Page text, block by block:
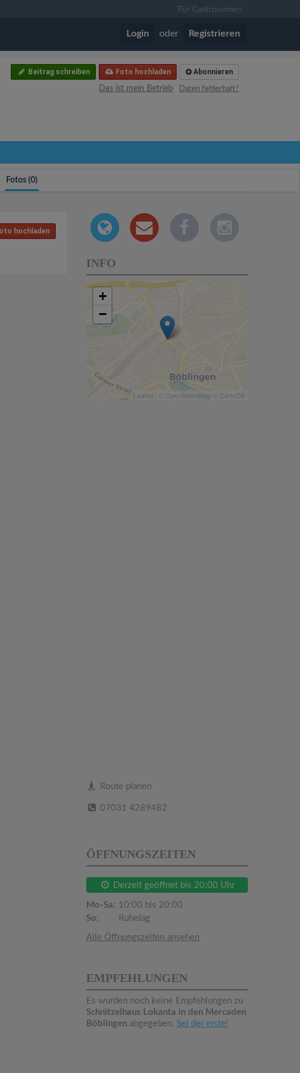
Für Gastronomen
Login oder Registrieren
Abonnieren
Foto hochladen
Beitrag schreiben
Daten fehlerhaft?
Das ist mein Betrieb
Fotos (0)
hochladen
INFO
+
−
Leaflet | © OpenStreetMap © CartoDB
Route planen
07031 4289482
ÖFFNUNGSZEITEN
Derzeit geöffnet bis 20:00 Uhr
Mo-Sa: 10:00 bis 20:00
So:
Ruhetag
Alle Öffnungszeiten ansehen
EMPFEHLUNGEN
Es wurden noch keine Empfehlungen zu
Schnitzelhaus Lokanta in den Mercaden
Böblingen abgegeben. Sei der erste!